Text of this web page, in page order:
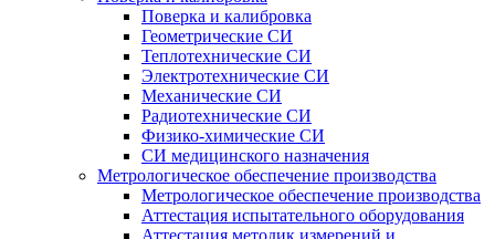
Поверка и калибровка
Геометрические СИ
Теплотехнические СИ
Электротехнические СИ
Механические СИ
Радиотехнические СИ
Физико-химические СИ
СИ медицинского назначения
Метрологическое обеспечение производства
Метрологическое обеспечение производства
Аттестация испытательного оборудования
Аттестация методик измерений и